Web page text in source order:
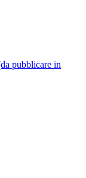
pubblicare in